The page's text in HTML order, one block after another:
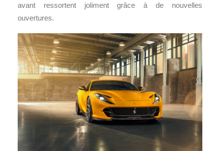
avant ressortent joliment grâce à de nouvelles
ouvertures.